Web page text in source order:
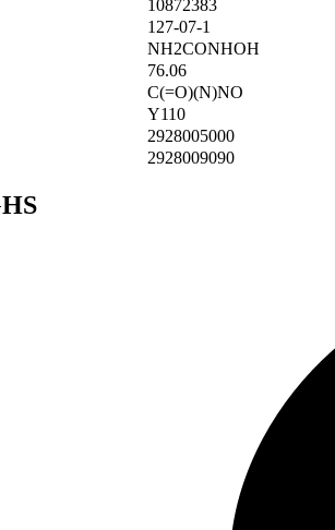
10872383
127-07-1
NH2CONHOH
76.06
C(=O)(N)NO
Y110
2928005000
2928009090